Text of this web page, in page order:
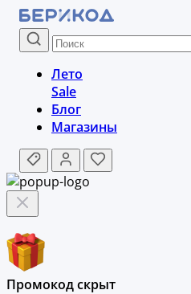
Лето
Sale
Блог
Магазины
Промокод скрыт